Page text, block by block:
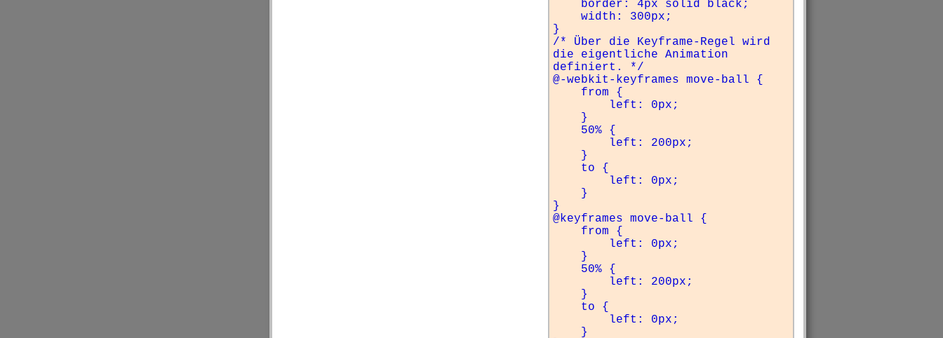
    width: 300px;
}
/* Über die Keyframe-Regel wird
die eigentliche Animation
definiert. */
@-webkit-keyframes move-ball {
}
@keyframes move-ball {